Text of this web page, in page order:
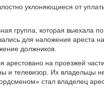
уклоняющиеся от
группа, которая выехала
для наложения ареста
должников.
арестовано на проезжей
и телевизор. Их владельцы
стал владелец